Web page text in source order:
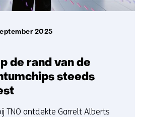
de rand van de
steeds
2025
TNO ontdekte Garrelt Alberts